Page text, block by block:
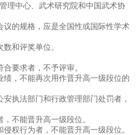
理中心、武术研究院和中国武术协
议的规格，应是全国性或国际性学术
和评奖单位。
要求者，不予评审。
绩，不能再次用作晋升高一级段位的
执法部门和行政管理部门处罚者，
不能晋升高一级段位。
权行为者，不能晋升高一级段位。